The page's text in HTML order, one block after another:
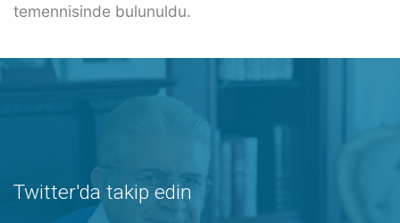
temennisinde bulunuldu.
Twitter'da takip edin